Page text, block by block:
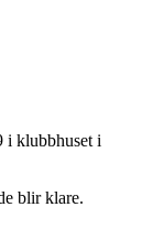
i klubbhuset i
blir klare.